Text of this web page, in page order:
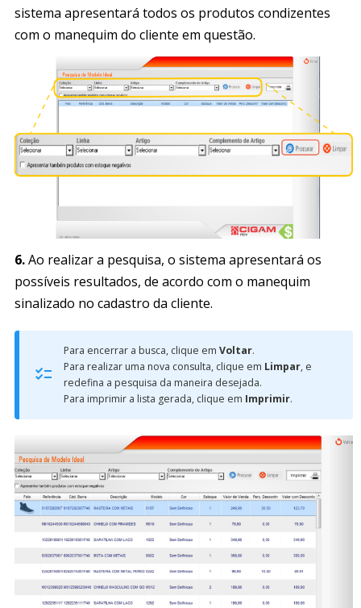
sistema apresentará todos os produtos condizentes
com o manequim do cliente em questão.
6.Ao realizar a pesquisa, o sistema apresentará os
possíveis resultados, de acordo com o manequim
sinalizado no cadastro da cliente.
Para encerrar a busca, clique em Voltar.
Para realizar uma nova consulta, clique em Limpar, e
redefina a pesquisa da maneira desejada.
Para imprimir a lista gerada, clique em Imprimir.